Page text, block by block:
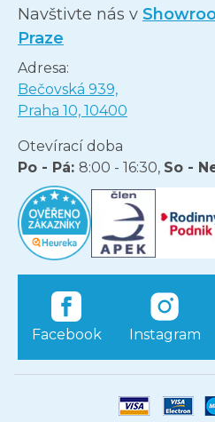
Navštivte nás v
Praze
Adresa:
Bečovská 939,
Praha 10, 10400
Otevírací doba
Po - Pá: 8:00 - 16:30, So -
Facebook Instagram